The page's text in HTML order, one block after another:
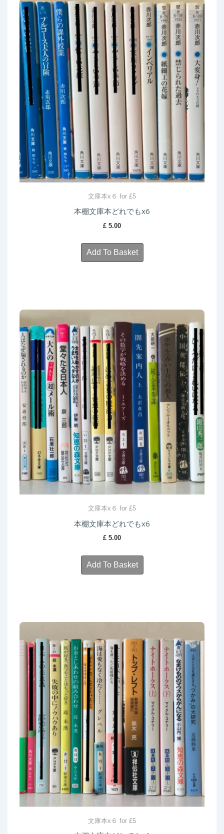
文庫本x６ for £5
本棚文庫本どれでもx6
£ 5.00
Add To Basket
文庫本x６ for £5
本棚文庫本どれでもx6
£ 5.00
Add To Basket
文庫本x６ for £5